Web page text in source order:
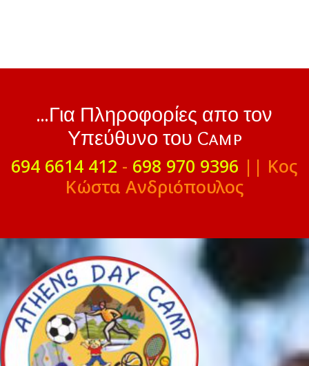
...Για Πληροφορίες απο τον
Υπεύθυνο του Camp
694 6614 412 - 698 970 9396 || Κος
Κώστα Ανδριόπουλος